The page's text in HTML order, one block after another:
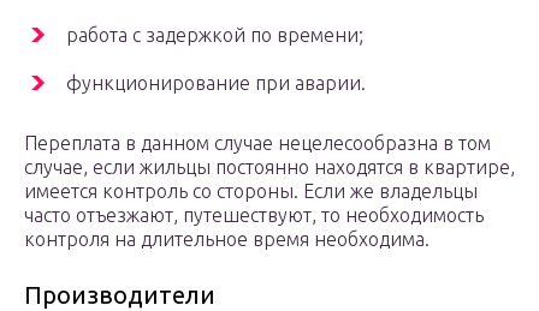
работа с задержкой по времени;
функционирование при аварии.
Переплата в данном случае нецелесообразна в том
случае, если жильцы постоянно находятся в квартире,
имеется контроль со стороны. Если же владельцы
часто отъезжают, путешествуют, то необходимость
контроля на длительное время необходима.
Производители